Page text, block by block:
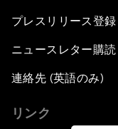
プレスリリース登録
ニュースレター購読
連絡先 (英語のみ)
リンク